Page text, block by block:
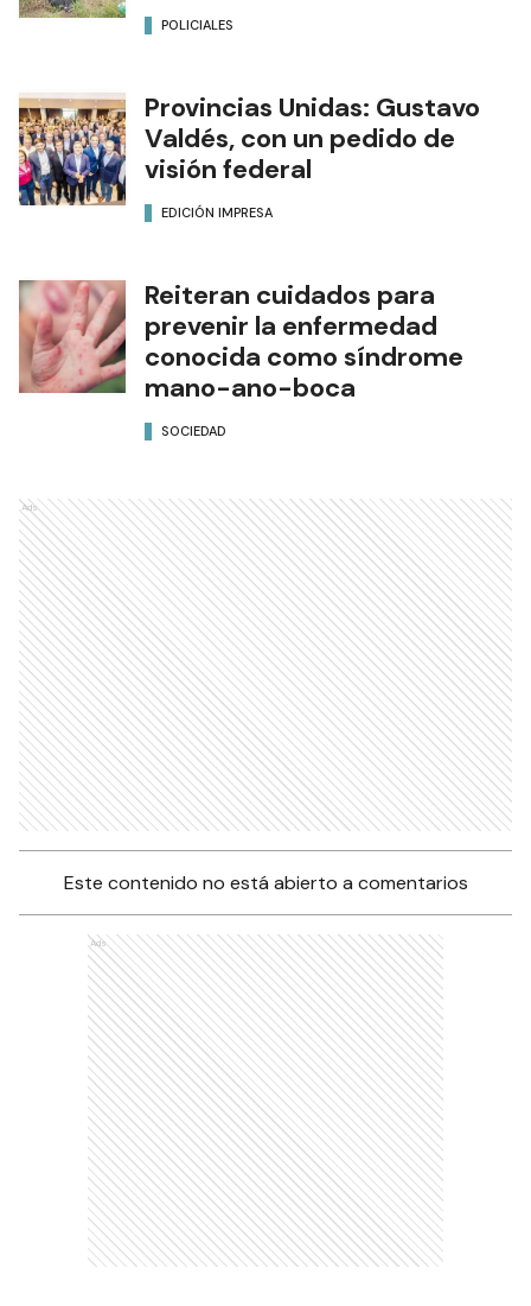
POLICIALES
Provincias Unidas: Gustavo
Valdés, con un pedido de
visión federal
EDICIÓN IMPRESA
Reiteran cuidados para
prevenir la enfermedad
conocida como síndrome
mano-ano-boca
SOCIEDAD
Ads
Este contenido no está abierto a comentarios
Ads